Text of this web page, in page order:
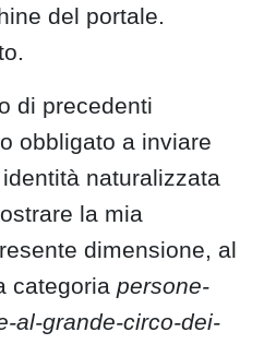
del portale.
di precedenti
obbligato a inviare
naturalizzata
la mia
dimensione, al
categoria persone-
al-grande-circo-dei-